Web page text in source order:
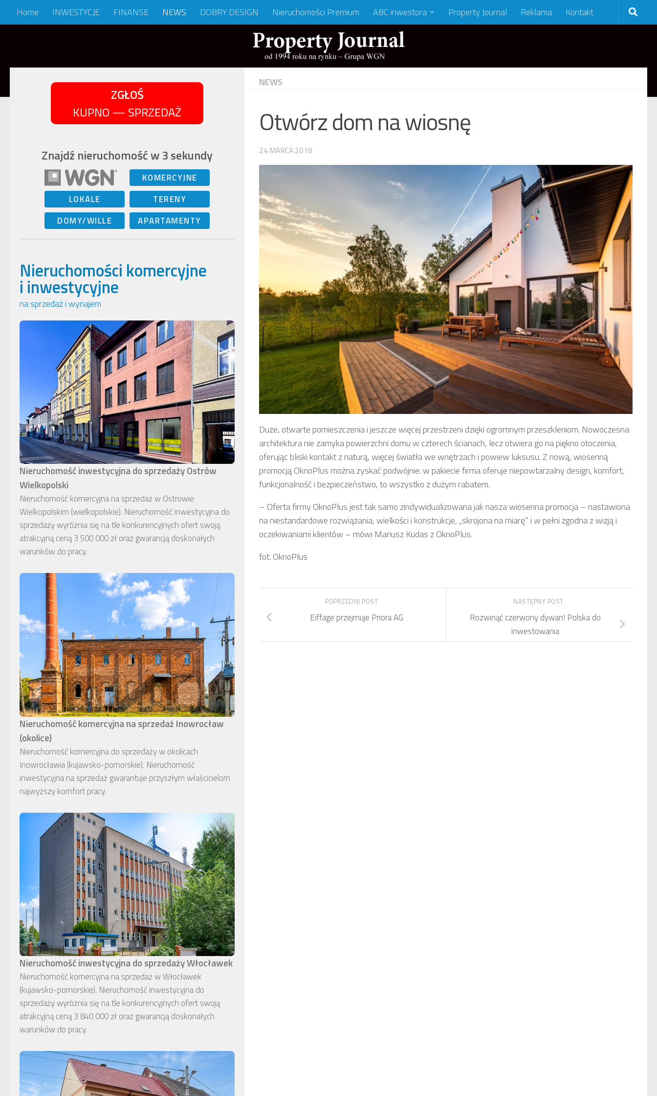
Skip to content
Home INWESTYCJE FINANSE NEWS DOBRY DESIGN Nieruchomości Premium ABC inwestora Property Journal Reklama Kontakt
NEWS
Otwórz dom na wiosnę
24 MARCA 2018
Duże, otwarte pomieszczenia i jeszcze więcej przestrzeni dzięki ogromnym przeszkleniom. Nowoczesna
architektura nie zamyka powierzchni domu w czterech ścianach, lecz otwiera go na piękno otoczenia,
oferując bliski kontakt z naturą, więcej światła we wnętrzach i powiew luksusu. Z nową, wiosenną
promocją OknoPlus można zyskać podwójnie: w pakiecie firma oferuje niepowtarzalny design, komfort,
funkcjonalność i bezpieczeństwo, to wszystko z dużym rabatem.
– Oferta firmy OknoPlus jest tak samo zindywidualizowana jak nasza wiosenna promocja – nastawiona
na niestandardowe rozwiązania, wielkości i konstrukcje, „skrojona na miarę” i w pełni zgodna z wizją i
oczekiwaniami klientów – mówi Mariusz Kudas z OknoPlus.
fot. OknoPlus
NASTĘPNY POST
Rozwinąć czerwony dywan! Polska do
inwestowania
POPRZEDNI POST
Eiffage przejmuje Priora AG
ZGŁOŚ
KUPNO — SPRZEDAŻ
Znajdź nieruchomość w 3 sekundy
KOMERCYJNE
LOKALE
TERENY
DOMY/WILLE
APARTAMENTY
Nieruchomości komercyjne
i inwestycyjne
na sprzedaż i wynajem
Nieruchomość inwestycyjna do sprzedaży Ostrów
Wielkopolski
Nieruchomość komercyjna na sprzedaż w Ostrowie
Wielkopolskim (wielkopolskie). Nieruchomość inwestycyjna do
sprzedaży wyróżnia się na tle konkurencyjnych ofert swoją
atrakcyjną ceną 3 500 000 zł oraz gwarancją doskonałych
warunków do pracy.
Nieruchomość komercyjna na sprzedaż Inowrocław
(okolice)
Nieruchomość komercyjna do sprzedaży w okolicach
Inowrocławia (kujawsko-pomorskie). Nieruchomość
inwestycyjna na sprzedaż gwarantuje przyszłym właścicielom
najwyższy komfort pracy.
Nieruchomość inwestycyjna do sprzedaży Włocławek
Nieruchomość komercyjna na sprzedaż w Włocławek
(kujawsko-pomorskie). Nieruchomość inwestycyjna do
sprzedaży wyróżnia się na tle konkurencyjnych ofert swoją
atrakcyjną ceną 3 840 000 zł oraz gwarancją doskonałych
warunków do pracy.